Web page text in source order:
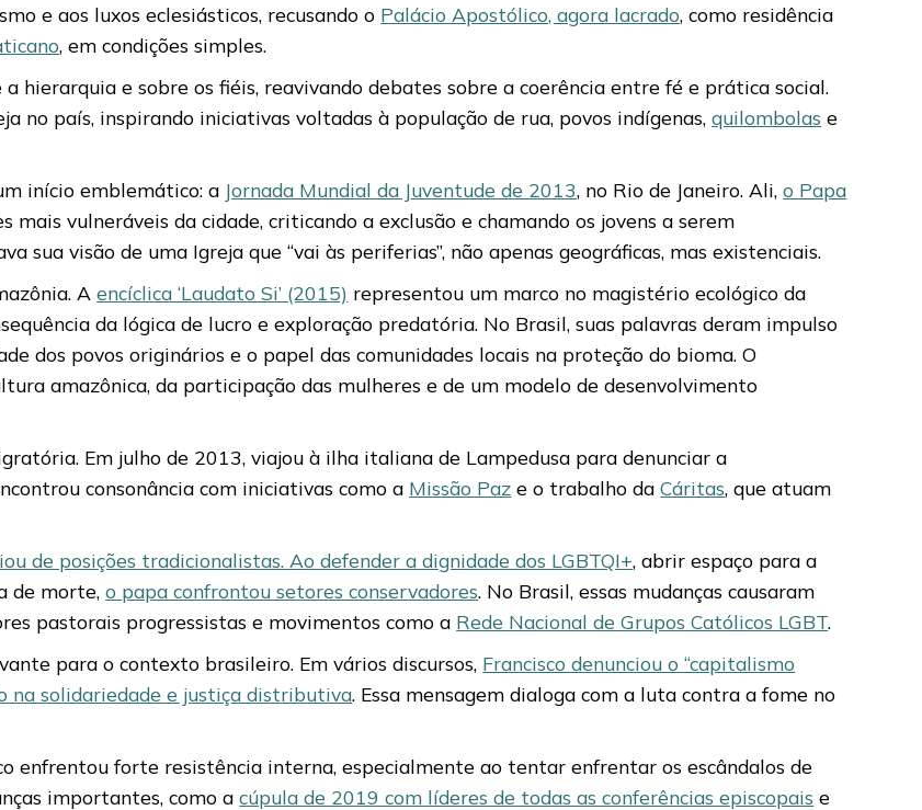
e aos luxos eclesiásticos, recusando o Palácio Apostólico, agora lacrado, como residência
, em condições simples.
hierarquia e sobre os fiéis, reavivando debates sobre a coerência entre fé e prática social.
no país, inspirando iniciativas voltadas à população de rua, povos indígenas,quilombolas e
início emblemático: a Jornada Mundial da Juventude de 2013, no Rio de Janeiro. Ali,o Papa
mais vulneráveis da cidade, criticando a exclusão e chamando os jovens a serem
sua visão de uma Igreja que “vai às periferias”, não apenas geográficas, mas existenciais.
Aencíclica ‘Laudato Si’ (2015) representou um marco no magistério ecológico da
da lógica de lucro e exploração predatória. No Brasil, suas palavras deram impulso
dos povos originários e o papel das comunidades locais na proteção do bioma. O
amazônica, da participação das mulheres e de um modelo de desenvolvimento
Em julho de 2013, viajou à ilha italiana de Lampedusa para denunciar a
consonância com iniciativas como a Missão Paz e o trabalho daCáritas, que atuam
de posições tradicionalistas. Ao defender a dignidade dos LGBTQI+, abrir espaço para a
de morte,o papa confrontou setores conservadores. No Brasil, essas mudanças causaram
pastorais progressistas e movimentos como a Rede Nacional de Grupos Católicos LGBT.
para o contexto brasileiro. Em vários discursos, Francisco denunciou o “capitalismo
na solidariedade e justiça distributiva. Essa mensagem dialoga com a luta contra a fome no
enfrentou forte resistência interna, especialmente ao tentar enfrentar os escândalos de
importantes, como acúpula de 2019 com líderes de todas as conferências episcopais e